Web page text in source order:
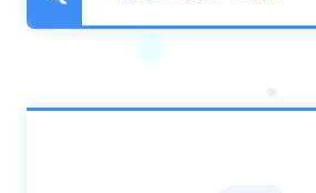
とができる強化素材です。